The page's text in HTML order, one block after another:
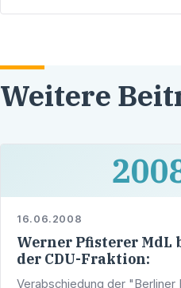
Weitere
16.06.2008
Werner Pfisterer MdL
der CDU-Fraktion:
Verabschiedung der "Berliner